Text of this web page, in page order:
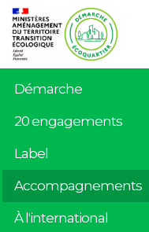
Démarche
20 engagements
Label
Accompagnements
À l'international